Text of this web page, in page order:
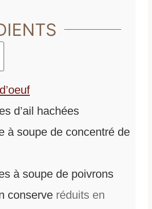
d’ail hachées
à soupe de concentré de
à soupe de poivrons
conserve réduits en